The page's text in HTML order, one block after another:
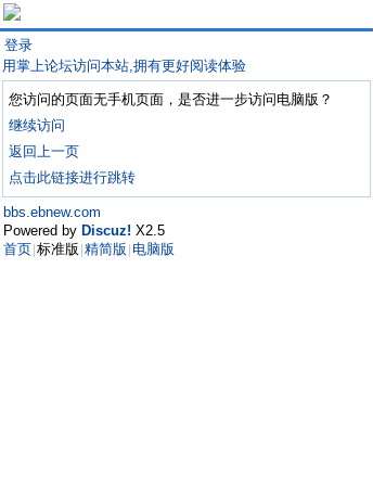
登录
用掌上论坛访问本站,拥有更好阅读体验
您访问的页面无手机页面，是否进一步访问电脑版？
继续访问
返回上一页
点击此链接进行跳转
bbs.ebnew.com
Powered by Discuz! X2.5
首页 标准版 精简版 电脑版